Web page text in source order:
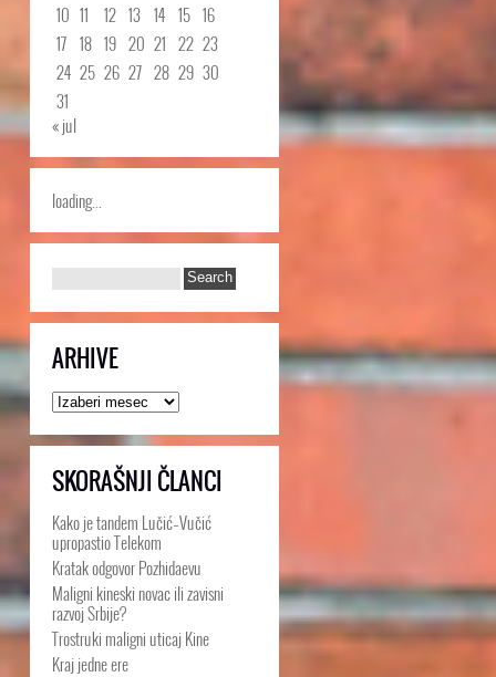
10 11 12 13 14 15 16
17 18 19 20 21 22 23
24 25 26 27 28 29 30
31
« jul
loading...
ARHIVE
Arhive
SKORAŠNJI ČLANCI
Kako je tandem Lučić–Vučić
upropastio Telekom
Kratak odgovor Pozhidaevu
Maligni kineski novac ili zavisni
razvoj Srbije?
Trostruki maligni uticaj Kine
Kraj jedne ere